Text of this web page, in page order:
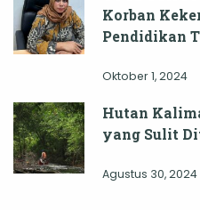
Korban
Pendidikan
Oktober 1, 2024
Hutan
yang Sulit
Agustus 30, 2024